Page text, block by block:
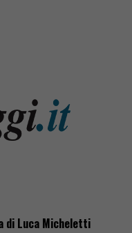
di Luca Micheletti